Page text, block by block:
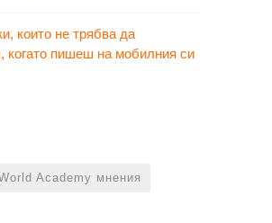
които не трябва да
когато пишеш на мобилния си
Academy мнения